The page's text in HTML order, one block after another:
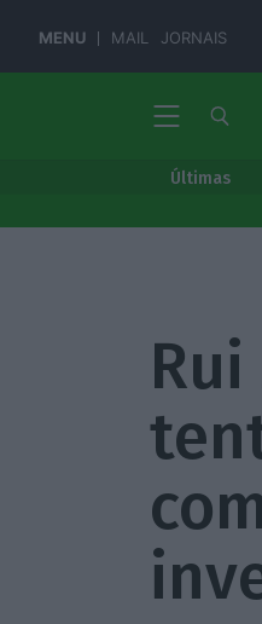
MENU MAIL JORNAIS
Últimas